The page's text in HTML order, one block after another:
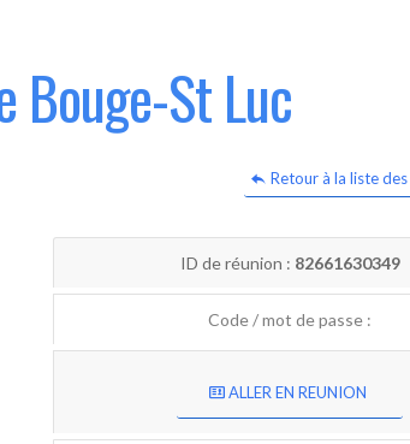
Bouge-St Luc
Retour à la liste
ID de réunion : 82661630349
Code / mot de passe :
ALLER EN REUNION